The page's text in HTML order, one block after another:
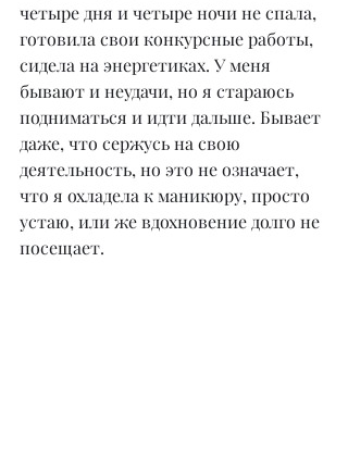
четыре дня и четыре ночи не спала,
готовила свои конкурсные работы,
сидела на энергетиках. У меня
бывают и неудачи, но я стараюсь
подниматься и идти дальше. Бывает
даже, что сержусь на свою
деятельность, но это не означает,
что я охладела к маникюру, просто
устаю, или же вдохновение долго не
посещает.